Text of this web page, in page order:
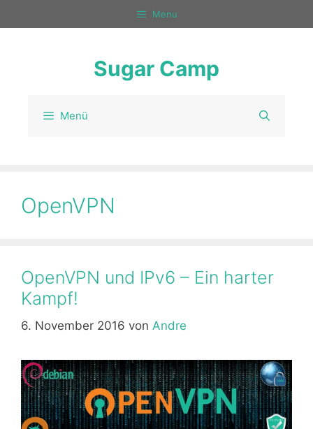
Inhalt
Menu
Sugar Camp
Menü
OpenVPN
OpenVPN und IPv6 – Ein harter
Kampf!
6. November 2016 von Andre